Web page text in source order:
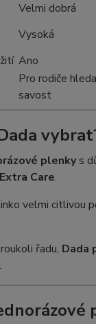
Velmi dobrá
Vysoká
Ano
Pro rodiče
savost
plenkys
Care.
velmi citlivou
řadu, Dada